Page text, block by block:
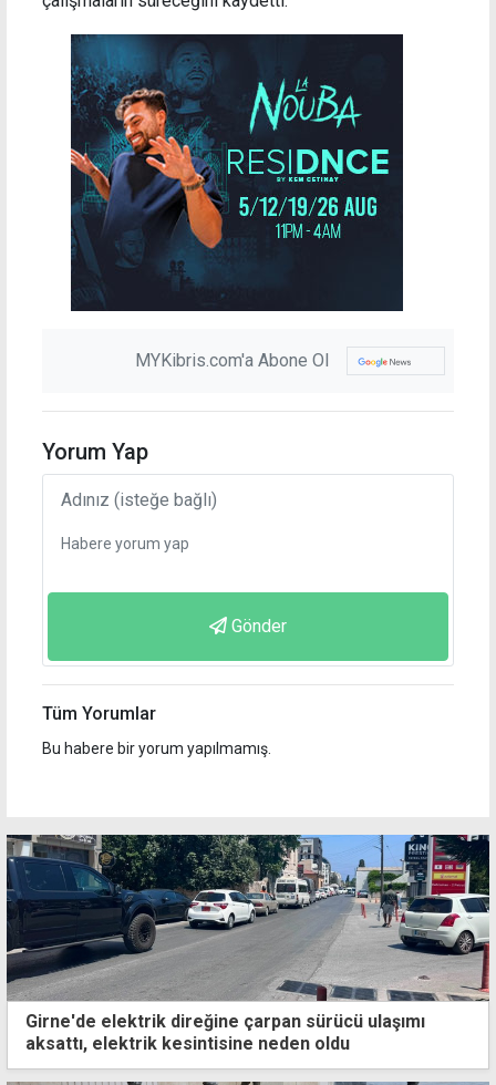
MYKibris.com'a Abone Ol
Yorum Yap
Gönder
Tüm Yorumlar
Bu habere bir yorum yapılmamış.
Girne'de elektrik direğine çarpan sürücü ulaşımı
aksattı, elektrik kesintisine neden oldu